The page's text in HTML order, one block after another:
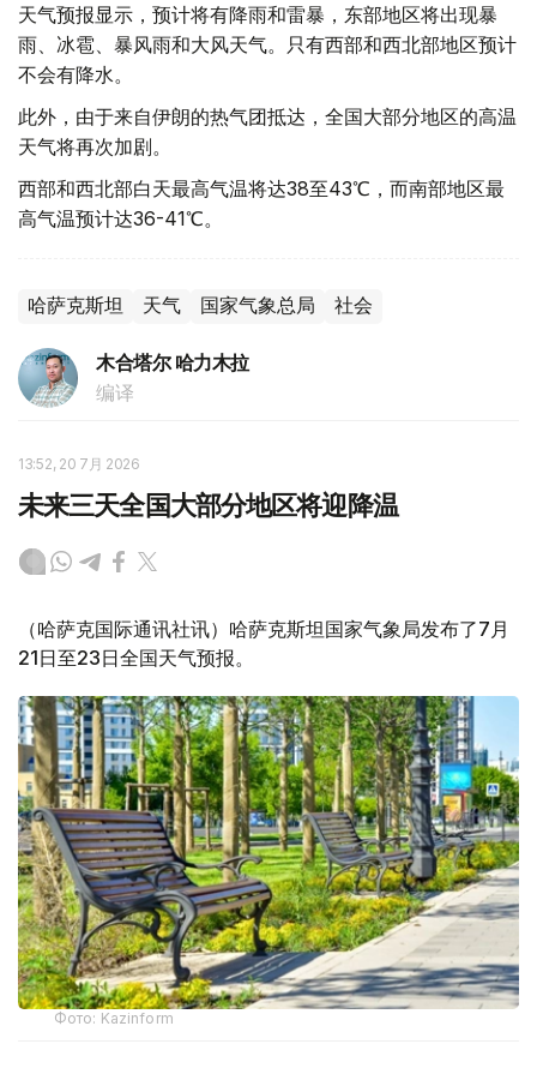
天气预报显示，预计将有降雨和雷暴，东部地区将出现暴
雨、冰雹、暴风雨和大风天气。只有西部和西北部地区预计
不会有降水。
此外，由于来自伊朗的热气团抵达，全国大部分地区的高温
天气将再次加剧。
西部和西北部白天最高气温将达38至43℃，而南部地区最
高气温预计达36-41℃。
哈萨克斯坦 天气 国家气象总局 社会
木合塔尔 哈力木拉
编译
13:52, 20 7月 2026
未来三天全国大部分地区将迎降温
（哈萨克国际通讯社讯）哈萨克斯坦国家气象局发布了7月
21日至23日全国天气预报。
Фото: Kazinform